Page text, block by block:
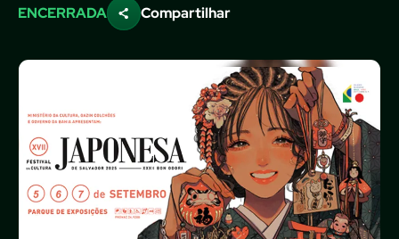
ENCERRADA Compartilhar